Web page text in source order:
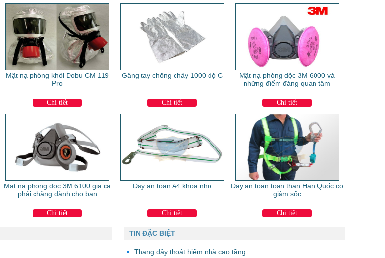
Mặt nạ phòng khói Dobu CM 119
Pro
Chi tiết
Găng tay chống cháy 1000 độ C
Chi tiết
Mặt nạ phòng độc 3M 6000 và
những điểm đáng quan tâm
Chi tiết
Mặt nạ phòng độc 3M 6100 giá cả
phải chăng dành cho bạn
Chi tiết
Dây an toàn A4 khóa nhỏ
Chi tiết
Dây an toàn toàn thân Hàn Quốc có
giảm sốc
Chi tiết
TIN ĐẶC BIỆT
Thang dây thoát hiểm nhà cao tầng